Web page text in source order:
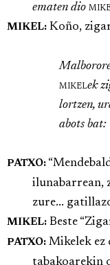
ematen dio
MIKEL: Koño,
mikelek
lortzen,
abots bat:
PATXO:
ilunabarrean,
zure...
MIKEL: Beste
PATXO: Mikelek ez
tabakoarekin